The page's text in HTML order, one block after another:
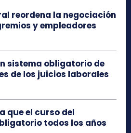
reordena la negociación
y empleadores
sistema obligatorio de
de los juicios laborales
que el curso del
todos los años